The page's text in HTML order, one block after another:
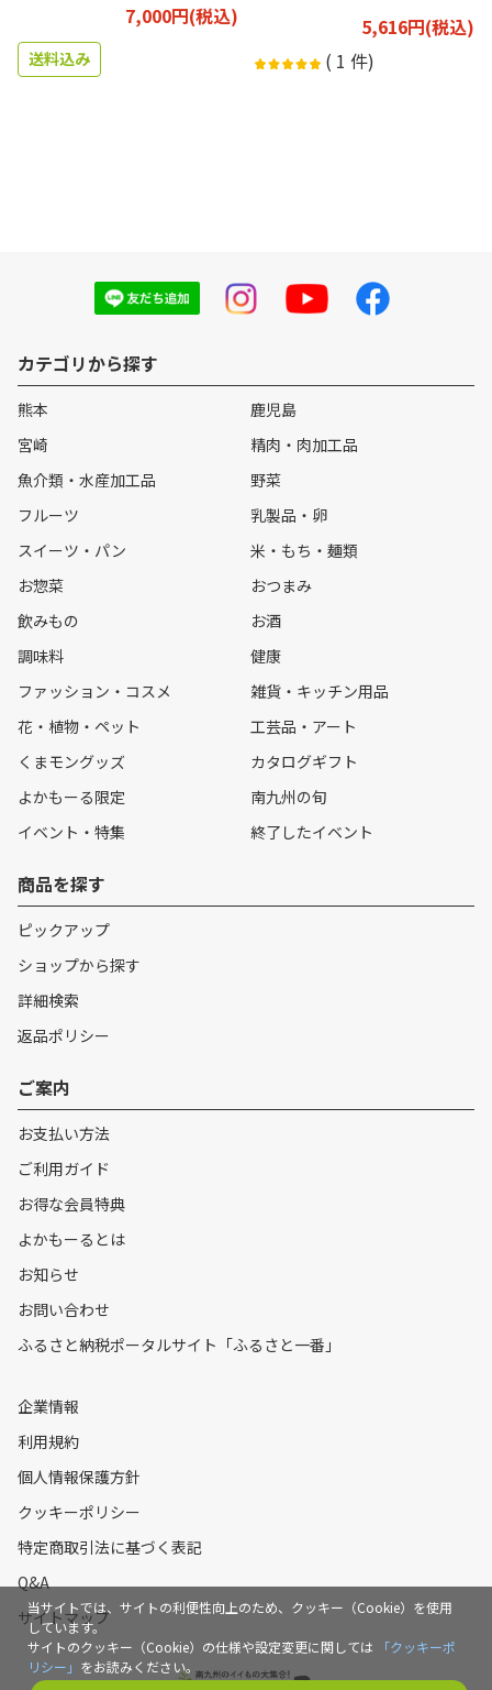
7,000円(税込)
送料込み
5,616円(税込)
( 1 件)
カテゴリから探す
熊本
鹿児島
宮崎
精肉・肉加工品
魚介類・水産加工品
野菜
フルーツ
乳製品・卵
スイーツ・パン
米・もち・麺類
お惣菜
おつまみ
飲みもの
お酒
調味料
健康
ファッション・コスメ
雑貨・キッチン用品
花・植物・ペット
工芸品・アート
くまモングッズ
カタログギフト
よかもーる限定
南九州の旬
イベント・特集
終了したイベント
商品を探す
ピックアップ
ショップから探す
詳細検索
返品ポリシー
ご案内
お支払い方法
ご利用ガイド
お得な会員特典
よかもーるとは
お知らせ
お問い合わせ
ふるさと納税ポータルサイト「ふるさと一番」
企業情報
利用規約
個人情報保護方針
クッキーポリシー
特定商取引法に基づく表記
Q&A
サイトマップ
当サイトでは、サイトの利便性向上のため、クッキー（Cookie）を使用
しています。
サイトのクッキー（Cookie）の仕様や設定変更に関しては
「クッキーポ
リシー」 をお読みください。